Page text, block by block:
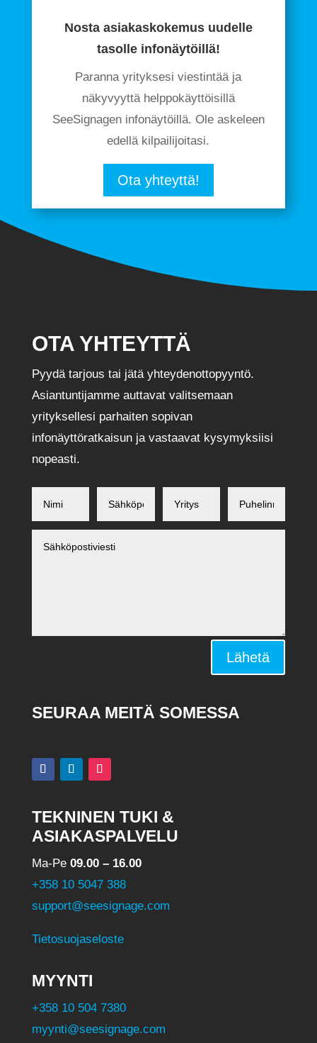
Nosta asiakaskokemus uudelle
tasolle infonäytöillä!
Paranna yrityksesi viestintää ja
näkyvyyttä helppokäyttöisillä
SeeSignagen infonäytöillä. Ole askeleen
edellä kilpailijoitasi.
Ota yhteyttä!
OTA YHTEYTTÄ
Pyydä tarjous tai jätä yhteydenottopyyntö.
Asiantuntijamme auttavat valitsemaan
yrityksellesi parhaiten sopivan
infonäyttöratkaisun ja vastaavat kysymyksiisi
nopeasti.
Lähetä
SEURAA MEITÄ SOMESSA
TEKNINEN TUKI &
ASIAKASPALVELU
Ma-Pe 09.00 – 16.00
+358 10 5047 388
support@seesignage.com
Tietosuojaseloste
MYYNTI
+358 10 504 7380
myynti@seesignage.com